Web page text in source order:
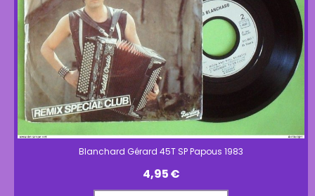
Blanchard Gérard 45T SP Papous 1983
4,95€